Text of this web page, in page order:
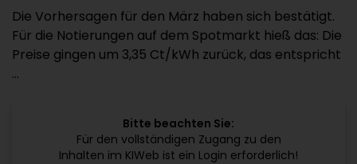
Die Vorhersagen für den März haben sich bestätigt.
Für die Notierungen auf dem Spotmarkt hieß das: Die
Preise gingen um 3,35 Ct/kWh zurück, das entspricht
...
Bitte beachten Sie:
Für den vollständigen Zugang zu den
Inhalten im KIWeb ist ein Login erforderlich!